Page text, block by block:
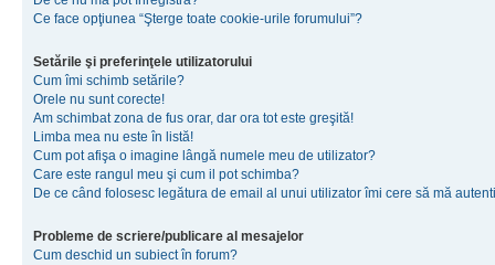
Ce face opţiunea “Şterge toate cookie-urile forumului”?
Setările şi preferinţele utilizatorului
Cum îmi schimb setările?
Orele nu sunt corecte!
Am schimbat zona de fus orar, dar ora tot este greşită!
Limba mea nu este în listă!
Cum pot afişa o imagine lângă numele meu de utilizator?
Care este rangul meu şi cum il pot schimba?
De ce când folosesc legătura de email al unui utilizator îmi cere să mă
Probleme de scriere/publicare al mesajelor
Cum deschid un subiect în forum?